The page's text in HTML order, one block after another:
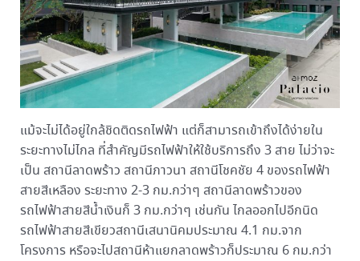
แม้จะไม่ได้อยู่ใกล้ชิดติดรถไฟฟ้า แต่ก็สามารถเข้าถึงได้ง่ายใน
ระยะทางไม่ไกล ที่สำคัญมีรถไฟฟ้าให้ใช้บริการถึง 3 สาย ไม่ว่าจะ
เป็น สถานีลาดพร้าว สถานีภาวนา สถานีโชคชัย 4 ของรถไฟฟ้า
สายสีเหลือง ระยะทาง 2-3 กม.กว่าๆ สถานีลาดพร้าวของ
รถไฟฟ้าสายสีน้ำเงินก็ 3 กม.กว่าๆ เช่นกัน ไกลออกไปอีกนิด
รถไฟฟ้าสายสีเขียวสถานีเสนานิคมประมาณ 4.1 กม.จาก
โครงการ หรือจะไปสถานีห้าแยกลาดพร้าวก็ประมาณ 6 กม.กว่า